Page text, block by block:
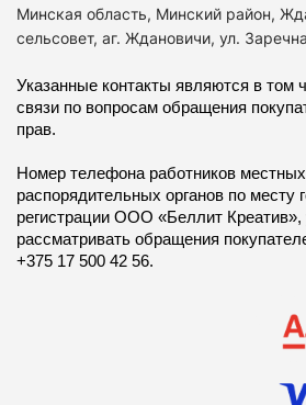
Минская область, Минский район,
сельсовет, аг. Ждановичи, ул.
Указанные контакты являются в том
связи по вопросам обращения
прав.
Номер телефона работников
распорядительных органов по месту
регистрации ООО «Беллит
рассматривать обращения
+375 17 500 42 56.